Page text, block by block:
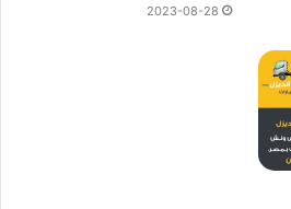
2023-08-28